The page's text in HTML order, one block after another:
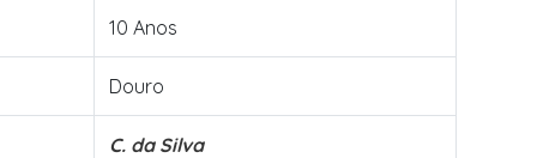
10 Anos
Douro
C. da Silva